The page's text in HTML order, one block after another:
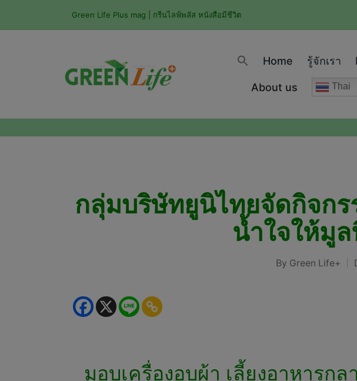
Green Life Plus mag | กรีนไลฟ์พลัส หนังสือมีชีวิต
Home รู้จักเรา
About us Thai
กลุ่มบริษัทยูนิไทยจัดกิจก
น้ำใจให้มู
Posted
By Green Life+
มอบเครื่องอบผ้า เลี้ยงอาหารก